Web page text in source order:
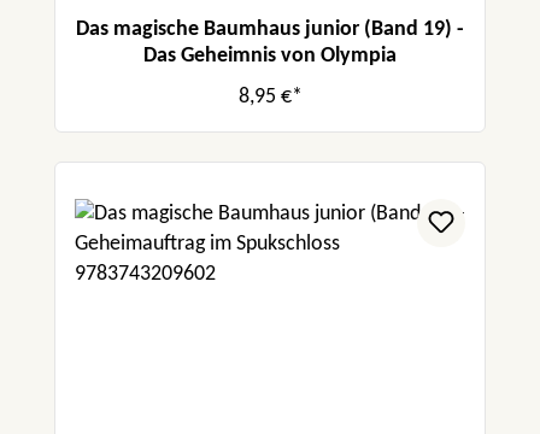
Das magische Baumhaus junior (Band 19) -
Das Geheimnis von Olympia
8,95 €*